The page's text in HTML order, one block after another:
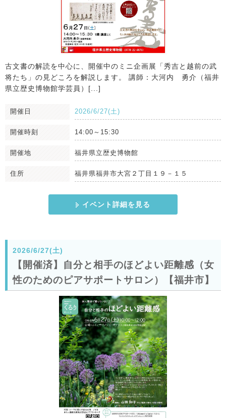
古文書の解読を中心に、開催中のミニ企画展「秀吉と越前の武
将たち」の見どころを解説します。 講師：大河内 勇介（福井
県立歴史博物館学芸員）[...]
開催日 2026/6/27(土)
開催時刻 14:00～15:30
開催地 福井県立歴史博物館
住所 福井県福井市大宮２丁目１９－１５
イベント詳細を見る
2026/6/27(土)
【開催済】自分と相手のほどよい距離感（女
性のためのピアサポートサロン）【福井市】